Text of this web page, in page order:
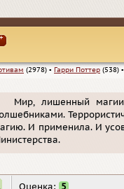
+
(2978) ▪ Гарри Поттер (538) ▪
Мир, лишенный
И применила. И